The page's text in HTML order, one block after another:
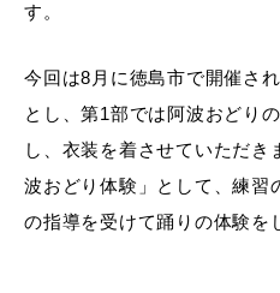
す。
今回は8月に徳島市で開催さ
とし、第1部では阿波おどり
し、衣装を着させていただ
波おどり体験」として、練習
の指導を受けて踊りの体験を